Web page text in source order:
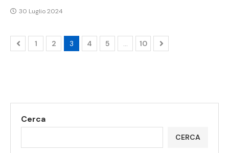
30 Luglio 2024
1 2 3 4 5 … 10
Cerca
CERCA